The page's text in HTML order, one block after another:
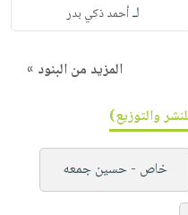
لـأحمد ذكي بدر
المزيد من البنود »
والتوزيع)
خاص - حسين جمعه